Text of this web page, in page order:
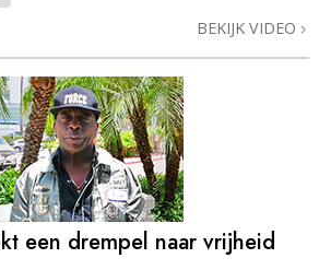
BEKIJK VIDEO
een drempel naar vrijheid